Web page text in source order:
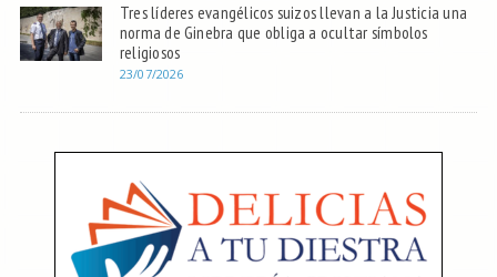
Tres líderes evangélicos suizos llevan a la Justicia una
norma de Ginebra que obliga a ocultar símbolos
religiosos
23/07/2026